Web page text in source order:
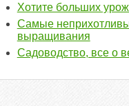
Хотите больших
Самые
выращивания
Садоводство, все о